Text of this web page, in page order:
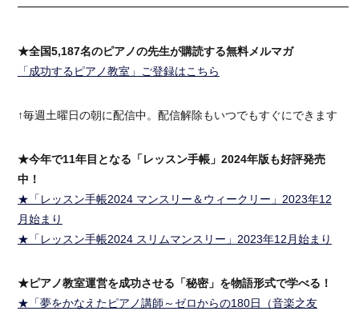
★全国5,187名のピアノの先生が購読する無料メルマガ
「成功するピアノ教室」ご登録はこちら
↑毎週土曜日の朝に配信中。配信解除もいつでもすぐにできます
★今年で11年目となる「レッスン手帳」2024年版も好評発売
中！
★「レッスン手帳2024 マンスリー＆ウィークリー」2023年12
月始まり
★「レッスン手帳2024 スリムマンスリー」2023年12月始まり
★ピアノ教室運営を成功させる「秘密」を物語形式で学べる！
★「夢をかなえたピアノ講師～ゼロからの180日（音楽之友